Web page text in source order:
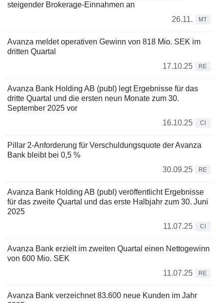
steigender Brokerage-Einnahmen an
26.11.
MT
Avanza meldet operativen Gewinn von 818 Mio. SEK im
dritten Quartal
17.10.25
RE
Avanza Bank Holding AB (publ) legt Ergebnisse für das
dritte Quartal und die ersten neun Monate zum 30.
September 2025 vor
16.10.25
CI
Pillar 2-Anforderung für Verschuldungsquote der Avanza
Bank bleibt bei 0,5 %
30.09.25
RE
Avanza Bank Holding AB (publ) veröffentlicht Ergebnisse
für das zweite Quartal und das erste Halbjahr zum 30. Juni
2025
11.07.25
CI
Avanza Bank erzielt im zweiten Quartal einen Nettogewinn
von 600 Mio. SEK
11.07.25
RE
Avanza Bank verzeichnet 83.600 neue Kunden im Jahr